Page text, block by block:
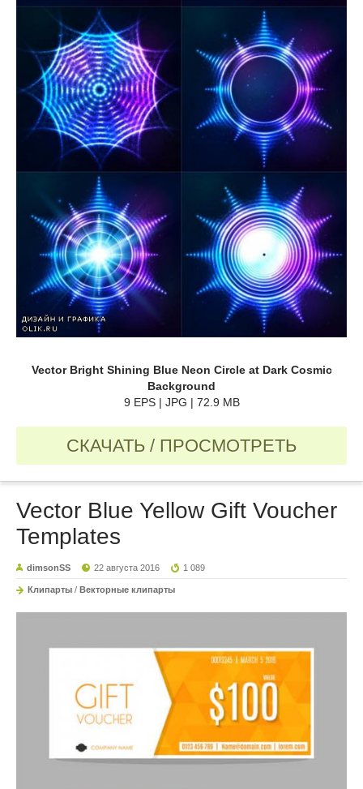
Vector Bright Shining Blue Neon Circle at Dark Cosmic
Background
9 EPS | JPG | 72.9 MB
СКАЧАТЬ / ПРОСМОТРЕТЬ
Vector Blue Yellow Gift Voucher
Templates
dimsonSS 22 августа 2016 1 089
Клипарты / Векторные клипарты